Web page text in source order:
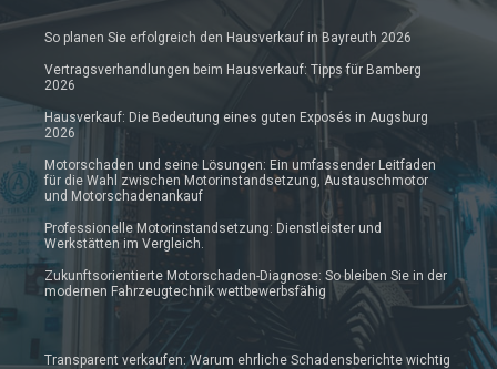
So planen Sie erfolgreich den Hausverkauf in Bayreuth 2026
Vertragsverhandlungen beim Hausverkauf: Tipps für Bamberg
2026
Hausverkauf: Die Bedeutung eines guten Exposés in Augsburg
2026
Motorschaden und seine Lösungen: Ein umfassender Leitfaden
für die Wahl zwischen Motorinstandsetzung, Austauschmotor
und Motorschadenankauf
Professionelle Motorinstandsetzung: Dienstleister und
Werkstätten im Vergleich.
Zukunftsorientierte Motorschaden-Diagnose: So bleiben Sie in der
modernen Fahrzeugtechnik wettbewerbsfähig
Transparent verkaufen: Warum ehrliche Schadensberichte wichtig